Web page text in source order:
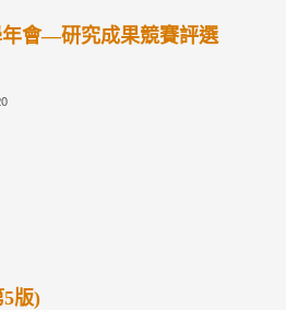
會—研究成果競賽評選
版)